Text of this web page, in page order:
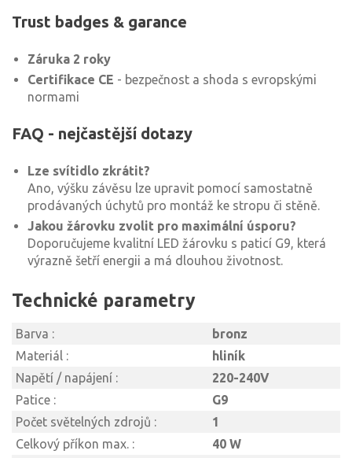
Trust badges & garance
Záruka 2 roky
Certifikace CE - bezpečnost a shoda s evropskými
normami
FAQ - nejčastější dotazy
Lze svítidlo zkrátit?
Ano, výšku závěsu lze upravit pomocí samostatně
prodávaných úchytů pro montáž ke stropu či stěně.
Jakou žárovku zvolit pro maximální úsporu?
Doporučujeme kvalitní LED žárovku s paticí G9, která
výrazně šetří energii a má dlouhou životnost.
Technické parametry
Barva :
bronz
Materiál :
hliník
Napětí / napájení :
220-240V
Patice :
G9
Počet světelných zdrojů :
1
Celkový příkon max. :
40 W